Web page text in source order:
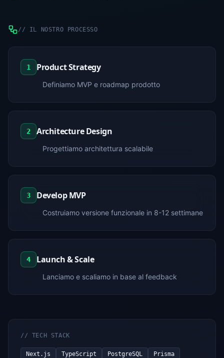
// IL NOSTRO PROCESSO
1 Product Strategy
Definiamo MVP e roadmap prodotto
2 Architecture Design
Progettiamo architettura scalabile
3 Develop MVP
Costruiamo versione funzionale in 8-12 settimane
4 Launch & Scale
Lanciamo e scaliamo in base al feedback
// TECH STACK
Next.js TypeScript PostgreSQL
Prisma